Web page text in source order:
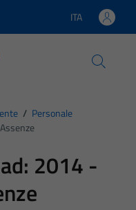
Lingua attiva:
ITA
/ Personale
2014 -